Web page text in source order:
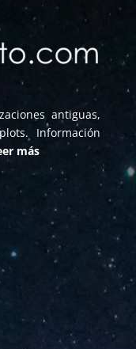
antiguas,
Información
más